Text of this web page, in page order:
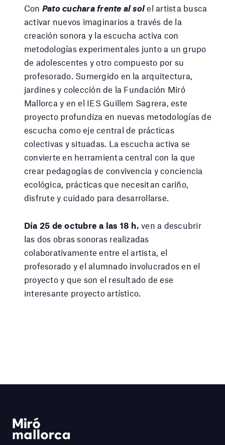
Con Pato cuchara frente al solel artista busca
activar nuevos imaginarios a través de la
creación sonora y la escucha activa con
metodologías experimentales junto a un grupo
de adolescentes y otro compuesto por su
profesorado. Sumergido en la arquitectura,
jardines y colección de la Fundación Miró
Mallorca y en el IES Guillem Sagrera, este
proyecto profundiza en nuevas metodologías de
escucha como eje central de prácticas
colectivas y situadas. La escucha activa se
convierte en herramienta central con la que
crear pedagogías de convivencia y conciencia
ecológica, prácticas que necesitan cariño,
disfrute y cuidado para desarrollarse.
Día 25 de octubre a las 18 h, ven a descubrir
las dos obras sonoras realizadas
colaborativamente entre el artista, el
profesorado y el alumnado involucrados en el
proyecto y que son el resultado de ese
interesante proyecto artístico.